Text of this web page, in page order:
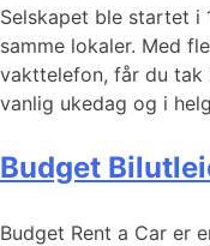
Selskapet ble startet i
samme lokaler. Med
vakttelefon, får du tak
vanlig ukedag og i
Budget
Budget Rent a Car er